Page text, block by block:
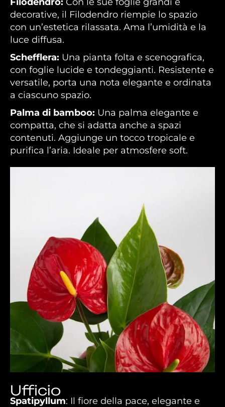
decorative, il Filodendro riempie lo spazio
con un’estetica rilassata. Ama l’umidità e la
luce diffusa.
Schefflera: Una pianta folta e scenografica,
con foglie lucide e tondeggianti. Resistente e
versatile, porta una nota elegante e ordinata
a ciascuno spazio.
Palma di bamboo: Una palma elegante e
compatta, che si adatta anche a spazi
contenuti. Aggiunge un tocco tropicale e
purifica l’aria. Ideale per atmosfere soft.
Ufficio
Spatipyllum: Il fiore della pace, elegante e